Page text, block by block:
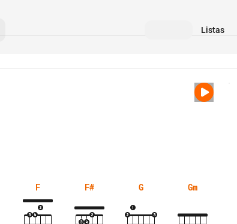
Listas
F F# G Gm